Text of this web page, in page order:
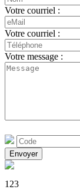
Votre courriel :
Votre courriel :
Votre message :
123